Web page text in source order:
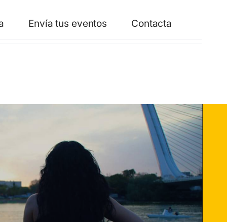
Envía tus eventos Contacta